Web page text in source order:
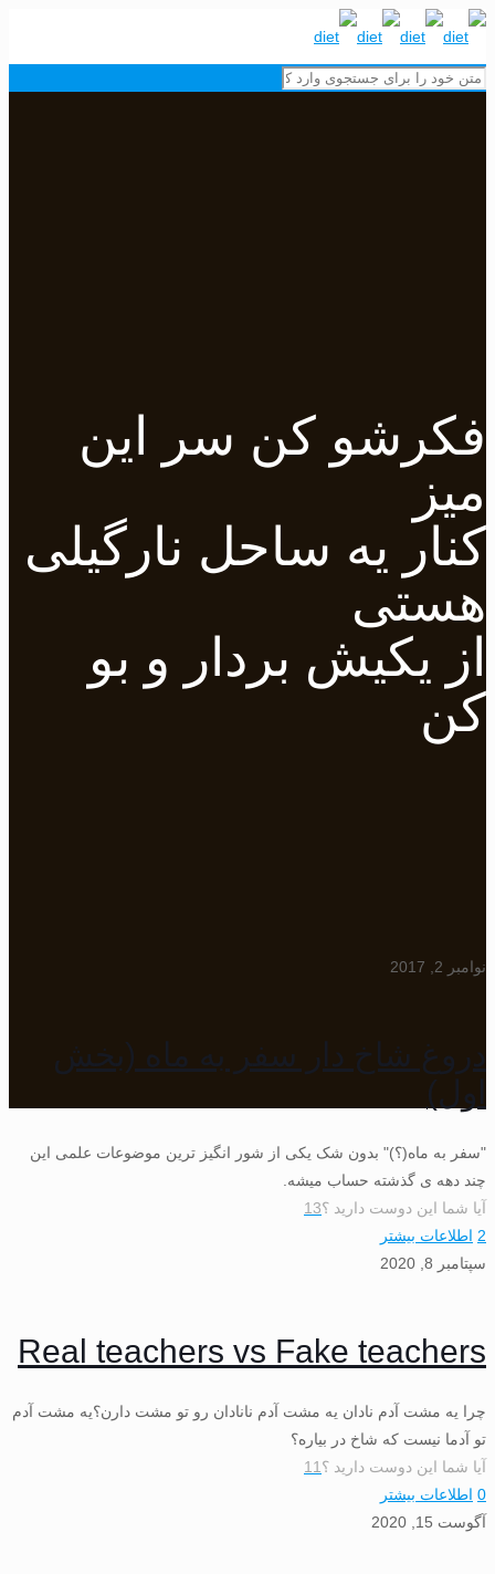
فکرشو کن سر این
میز
کنار یه ساحل نارگیلی
هستی
از یکیش بردار و بو
کن
نوامبر 2, 2017
دروغ شاخ دار سفر به ماه (بخش
اول)
"سفر به ماه(؟)" بدون شک یکی از شور انگیز ترین موضوعات علمی این
چند دهه ی گذشته حساب میشه.
آیا شما این دوست دارید ؟13
2 اطلاعات بیشتر
سپتامبر 8, 2020
Real teachers vs Fake teachers
چرا یه مشت آدم نادان یه مشت آدم نانادان رو تو مشت دارن؟یه مشت آدم
تو آدما نیست که شاخ در بیاره؟
آیا شما این دوست دارید ؟ 11
0 اطلاعات بیشتر
آگوست 15, 2020